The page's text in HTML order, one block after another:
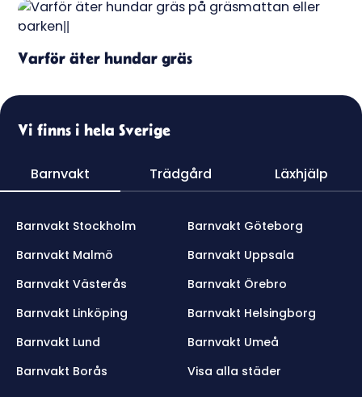
Varför äter hundar gräs
Vi finns i hela Sverige
Barnvakt Trädgård Läxhjälp
Barnvakt Stockholm
Barnvakt Göteborg
Barnvakt Malmö
Barnvakt Uppsala
Barnvakt Västerås
Barnvakt Örebro
Barnvakt Linköping
Barnvakt Helsingborg
Barnvakt Lund
Barnvakt Umeå
Barnvakt Borås
Visa alla städer